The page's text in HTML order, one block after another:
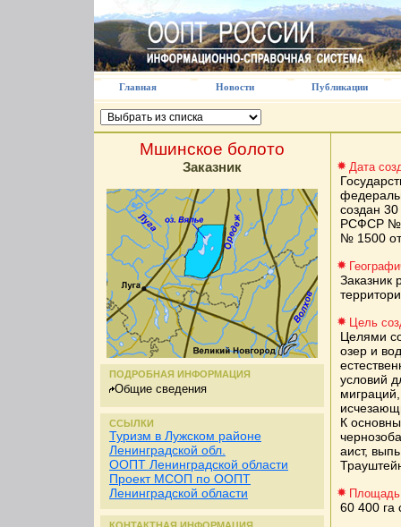
Главная Новости Публикации
Мшинское болото
Заказник
ПОДРОБНАЯ ИНФОРМАЦИЯ
Общие сведения
ССЫЛКИ
Туризм в Лужском районе
Ленинградской обл.
ООПТ Ленинградской области
Проект МСОП по ООПТ
Ленинградской области
Дата
создан
РСФСР №
№ 1500
Заказник
Цель
Целями
озер и
условий
К
аист,
Площадь
60 400 га